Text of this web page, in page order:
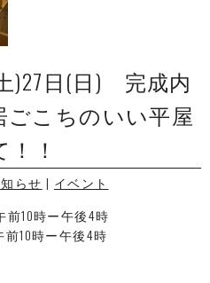
)27日(日) 完成内
ごこちのいい平屋
！！
らせ | イベント
10時ー午後4時
10時ー午後4時